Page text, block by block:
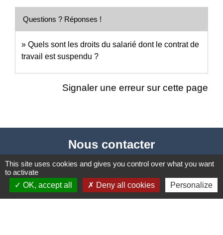
Questions ? Réponses !
Quels sont les droits du salarié dont le contrat de
travail est suspendu ?
Signaler une erreur sur cette page
Nous contacter
Commune de Puylaurens
1 rue de la Mairie
81700 Puylaurens - FRANCE
This site uses cookies and gives you control over what you want
to activate
OK, accept all
Deny all cookies Personalize